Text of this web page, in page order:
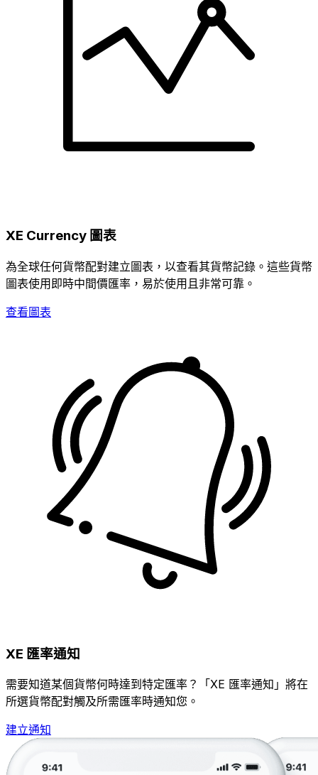
XE Currency 圖表
為全球任何貨幣配對建立圖表，以查看其貨幣記錄。這些貨幣
圖表使用即時中間價匯率，易於使用且非常可靠。
查看圖表
XE 匯率通知
需要知道某個貨幣何時達到特定匯率？「XE 匯率通知」將在
所選貨幣配對觸及所需匯率時通知您。
建立通知